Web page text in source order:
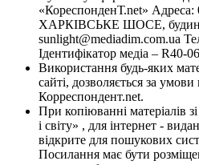
«КореспонденТ.net» Адреса:
ХАРКІВСЬКЕ ШОСЕ,
sunlight@mediadim.com.ua
Ідентифікатор медіа – R40-
Використання будь-яких
сайті, дозволяється за
Корреспондент.net.
При копіюванні матеріалів
і світу» , для інтернет -
відкрите для пошукових
Посилання має бути